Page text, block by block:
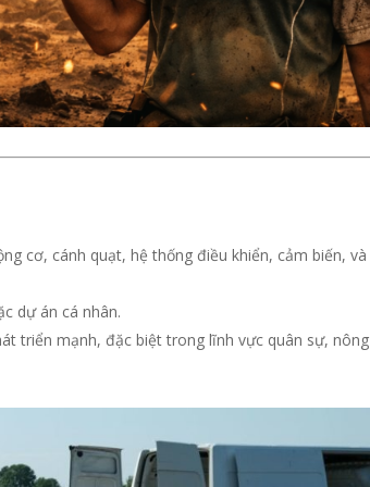
cơ, cánh quạt, hệ thống điều khiển, cảm biến, và
dự án cá nhân.
triển mạnh, đặc biệt trong lĩnh vực quân sự, nông